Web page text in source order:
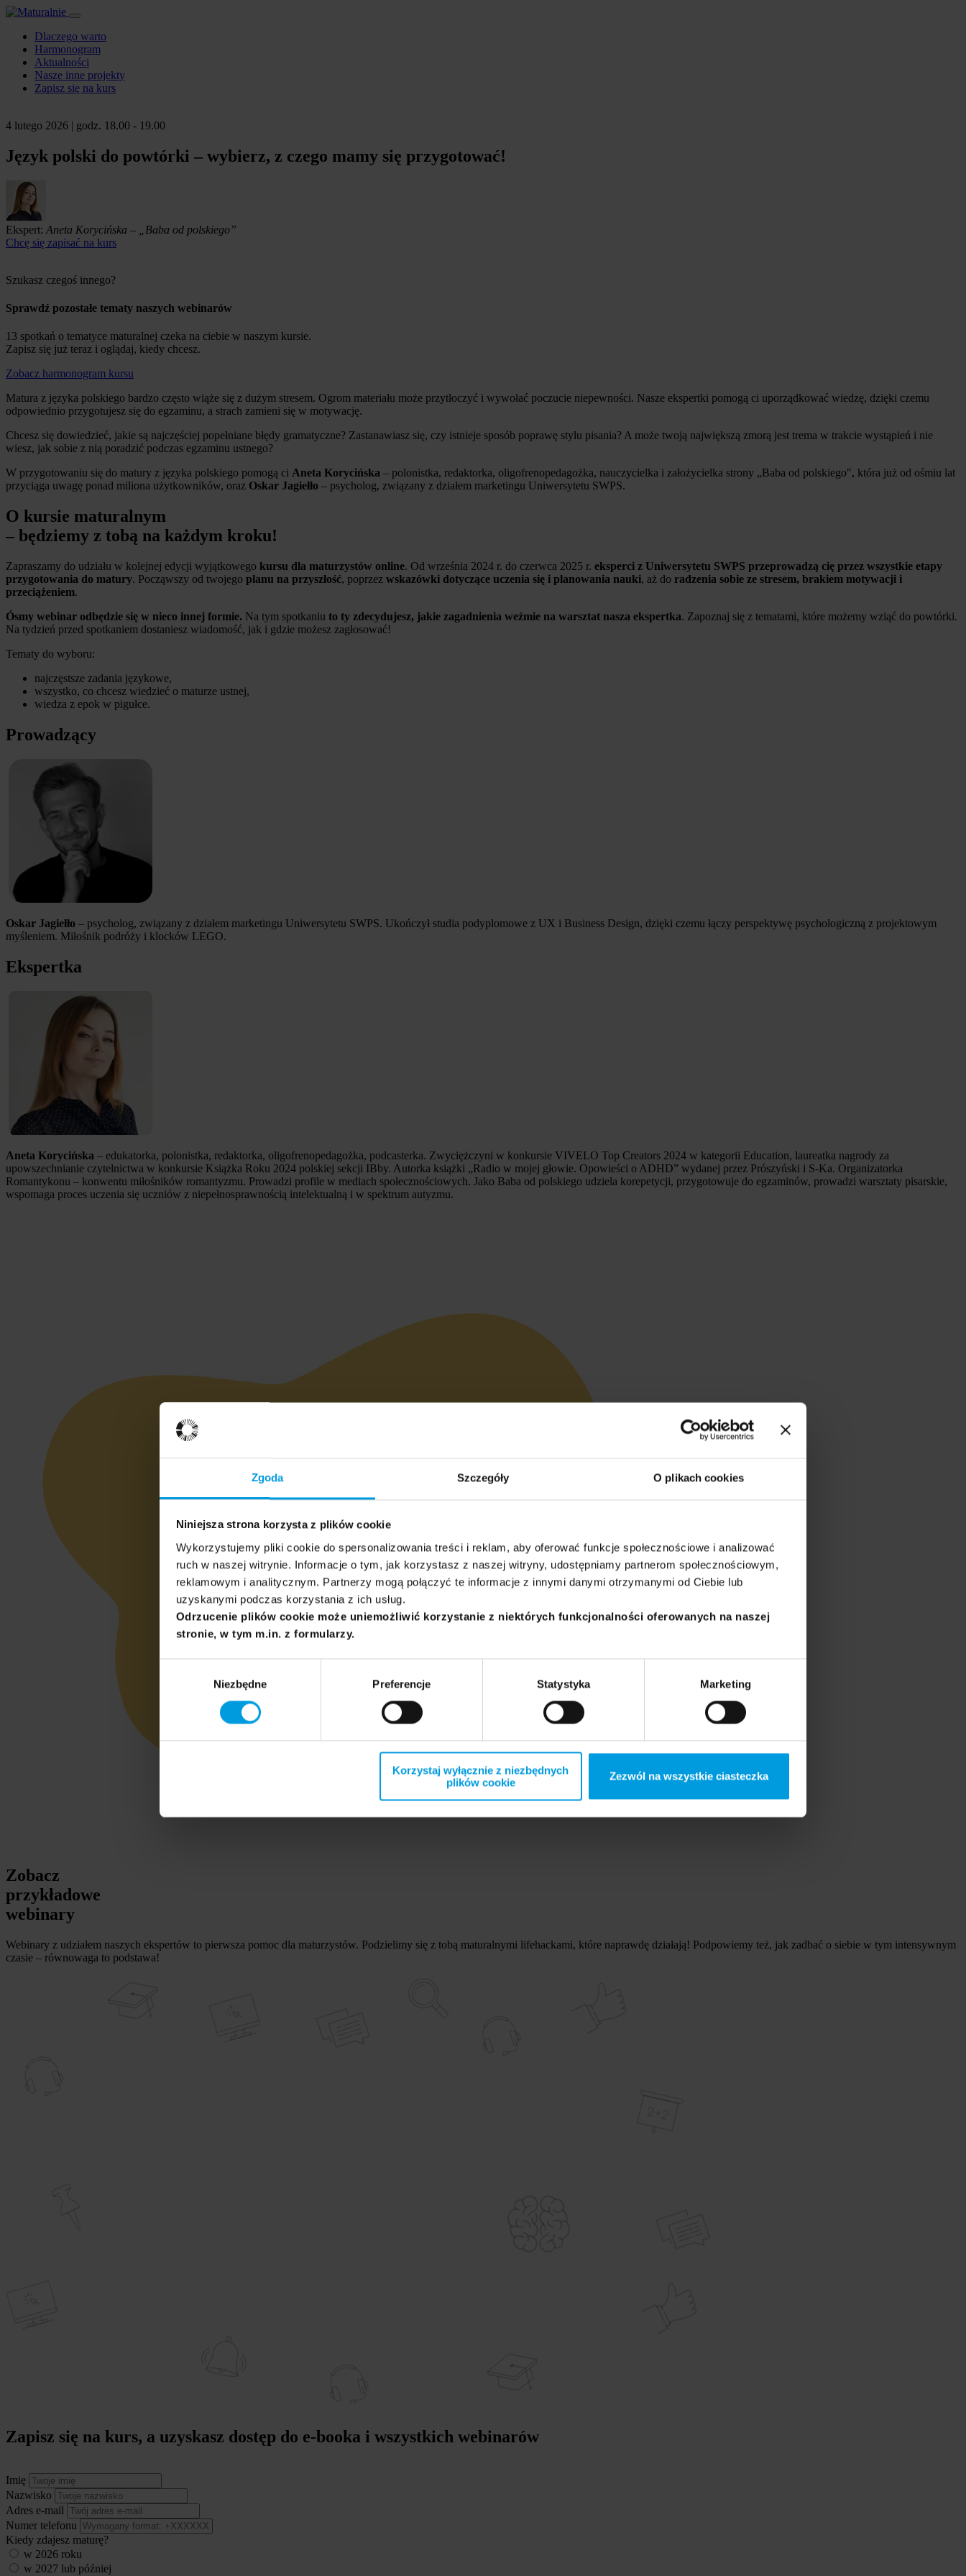
Zgoda Szczegóły O plikach cookies
Niniejsza strona korzysta z plików cookie
Wykorzystujemy pliki cookie do spersonalizowania treści i reklam, aby oferować funkcje społecznościowe i analizować
ruch w naszej witrynie. Informacje o tym, jak korzystasz z naszej witryny, udostępniamy partnerom społecznościowym,
reklamowym i analitycznym. Partnerzy mogą połączyć te informacje z innymi danymi otrzymanymi od Ciebie lub
uzyskanymi podczas korzystania z ich usług.
Odrzucenie plików cookie może uniemożliwić korzystanie z niektórych funkcjonalności oferowanych na naszej
stronie, w tym m.in. z formularzy.
Niezbędne Preferencje Statystyka Marketing
Korzystaj wyłącznie z niezbędnych
plików cookie
Zezwól na wszystkie ciasteczka
Dlaczego warto
Harmonogram
Aktualności
Nasze inne projekty
Zapisz się na kurs
4 lutego 2026 | godz. 18.00 - 19.00
Język polski do powtórki – wybierz, z czego mamy się przygotować!
Ekspert: Aneta Korycińska – „Baba od polskiego”
Chcę się zapisać na kurs
Szukasz czegoś innego?
Sprawdź pozostałe tematy naszych webinarów
13 spotkań o tematyce maturalnej czeka na ciebie w naszym kursie.
Zapisz się już teraz i oglądaj, kiedy chcesz.
Zobacz harmonogram kursu
Matura z języka polskiego bardzo często wiąże się z dużym stresem. Ogrom materiału może przytłoczyć i wywołać poczucie niepewności. Nasze ekspertki pomogą ci uporządkować wiedzę, dzięki czemu
odpowiednio przygotujesz się do egzaminu, a strach zamieni się w motywację.
Chcesz się dowiedzieć, jakie są najczęściej popełniane błędy gramatyczne? Zastanawiasz się, czy istnieje sposób poprawę stylu pisania? A może twoją największą zmorą jest trema w trakcie wystąpień i nie
wiesz, jak sobie z nią poradzić podczas egzaminu ustnego?
W przygotowaniu się do matury z języka polskiego pomogą ci Aneta Korycińska – polonistka, redaktorka, oligofrenopedagożka, nauczycielka i założycielka strony „Baba od polskiego", która już od ośmiu lat
przyciąga uwagę ponad miliona użytkowników, oraz Oskar Jagiełło – psycholog, związany z działem marketingu Uniwersytetu SWPS.
O kursie maturalnym
– będziemy z tobą na każdym kroku!
Zapraszamy do udziału w kolejnej edycji wyjątkowego kursu dla maturzystów online. Od września 2024 r. do czerwca 2025 r. eksperci z Uniwersytetu SWPS przeprowadzą cię przez wszystkie etapy
przygotowania do matury. Począwszy od twojego planu na przyszłość, poprzez wskazówki dotyczące uczenia się i planowania nauki, aż do radzenia sobie ze stresem, brakiem motywacji i
przeciążeniem.
Ósmy webinar odbędzie się w nieco innej formie. Na tym spotkaniu to ty zdecydujesz, jakie zagadnienia weźmie na warsztat nasza ekspertka. Zapoznaj się z tematami, które możemy wziąć do powtórki.
Na tydzień przed spotkaniem dostaniesz wiadomość, jak i gdzie możesz zagłosować!
Tematy do wyboru:
najczęstsze zadania językowe,
wszystko, co chcesz wiedzieć o maturze ustnej,
wiedza z epok w pigułce.
Prowadzący
Oskar Jagiełło – psycholog, związany z działem marketingu Uniwersytetu SWPS. Ukończył studia podyplomowe z UX i Business Design, dzięki czemu łączy perspektywę psychologiczną z projektowym
myśleniem. Miłośnik podróży i klocków LEGO.
Ekspertka
Aneta Korycińska – edukatorka, polonistka, redaktorka, oligofrenopedagożka, podcasterka. Zwyciężczyni w konkursie VIVELO Top Creators 2024 w kategorii Education, laureatka nagrody za
upowszechnianie czytelnictwa w konkursie Książka Roku 2024 polskiej sekcji IBby. Autorka książki „Radio w mojej głowie. Opowieści o ADHD” wydanej przez Prószyński i S-Ka. Organizatorka
Romantykonu – konwentu miłośników romantyzmu. Prowadzi profile w mediach społecznościowych. Jako Baba od polskiego udziela korepetycji, przygotowuje do egzaminów, prowadzi warsztaty pisarskie,
wspomaga proces uczenia się uczniów z niepełnosprawnością intelektualną i w spektrum autyzmu.
Zobacz
przykładowe
webinary
Webinary z udziałem naszych ekspertów to pierwsza pomoc dla maturzystów. Podzielimy się z tobą maturalnymi lifehackami, które naprawdę działają! Podpowiemy też, jak zadbać o siebie w tym intensywnym
czasie – równowaga to podstawa!
Zapisz się na kurs, a uzyskasz dostęp do e-booka i wszystkich webinarów
Imię
Nazwisko
Adres e-mail
Numer telefonu
Kiedy zdajesz maturę?
w 2026 roku
w 2027 lub później